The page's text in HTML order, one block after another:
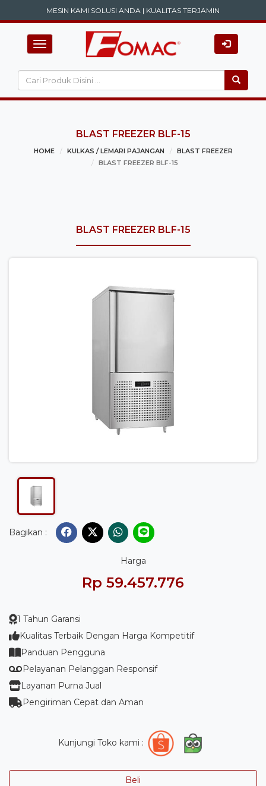
MESIN KAMI SOLUSI ANDA | KUALITAS TERJAMIN
Toggle navigation
BLAST FREEZER BLF-15
HOME KULKAS / LEMARI PAJANGAN
BLAST FREEZER
BLAST FREEZER BLF-15
BLAST FREEZER BLF-15
Bagikan :
Harga
Rp 59.457.776
1 Tahun Garansi
Kualitas Terbaik Dengan Harga Kompetitif
Panduan Pengguna
Pelayanan Pelanggan Responsif
Layanan Purna Jual
Pengiriman Cepat dan Aman
Kunjungi Toko kami :
Beli